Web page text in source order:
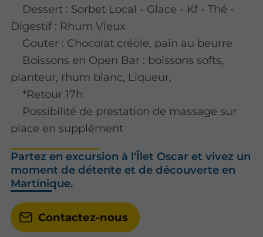
Dessert : Sorbet Local - Glace - Kf - Thé -
Digestif : Rhum Vieux
Gouter : Chocolat créole, pain au beurre
Boissons en Open Bar : boissons softs,
planteur, rhum blanc, Liqueur,
*Retour 17h
Possibilité de prestation de massage sur
place en supplément
Partez en excursion à l'Îlet Oscar et vivez un
moment de détente et de découverte en
Martinique.
Contactez-nous